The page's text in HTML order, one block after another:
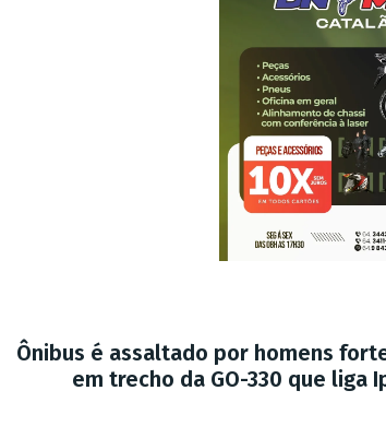
Ônibus é assaltado por homens
em trecho da GO-330 que liga